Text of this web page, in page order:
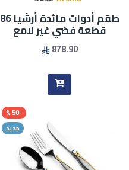
طقم أدوات مائدة أرشيا 86
قطعة فضي غير لامع
878.90
جديد
-50 %